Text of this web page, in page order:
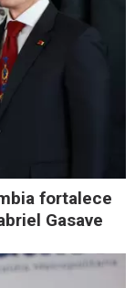
fortalece
Gasave